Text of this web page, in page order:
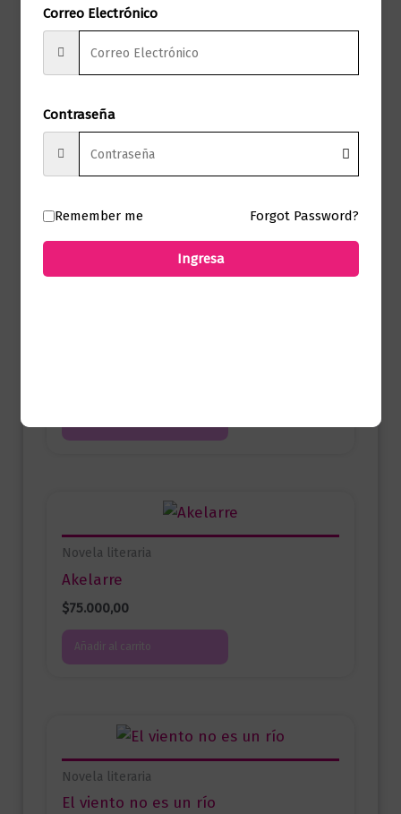
No hay valoraciones aún.
Solo los usuarios registrados que hayan
Productos relacionados
Novela literaria
Akelarre
$75.000,00
Añadir al carrito
Novela literaria
El viento no es un río
Correo Electrónico
Contraseña
Remember me Forgot Password?
Ingresa